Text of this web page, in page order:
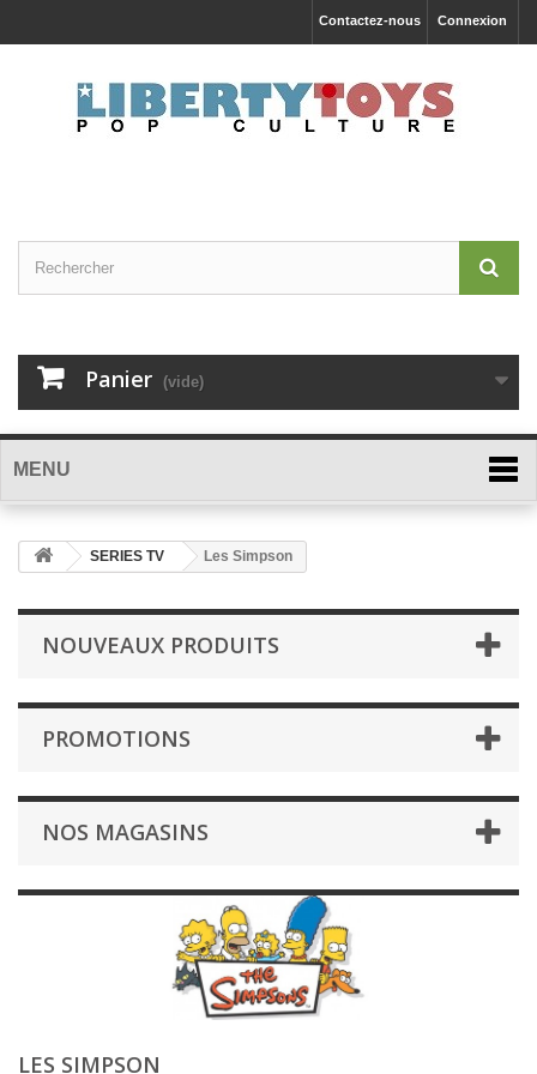
Connexion
Contactez-nous
Panier (vide)
MENU
SERIES TV Les Simpson
NOUVEAUX PRODUITS
PROMOTIONS
NOS MAGASINS
LES SIMPSON